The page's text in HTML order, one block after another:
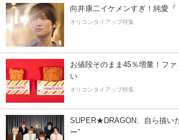
向井康二イケメンすぎ！純愛『
オリコンタイアップ特集
お値段そのまま45％増量！フ
い
オリコンタイアップ特集
SUPER★DRAGON、自ら描い
ー”